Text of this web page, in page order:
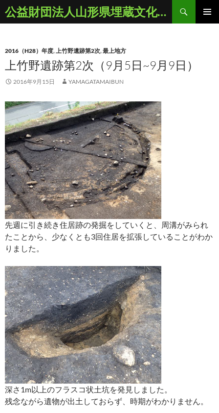
ン
ツ
ッ
プ
公益財団法人山形県埋蔵文化財センター
検
索
2016（H28）年度,上竹野遺跡第2次,最上地方
上竹野遺跡第2次（9月5日~9月9日）
2016年9月15日 YAMAGATAMAIBUN
先週に引き続き住居跡の発掘をしていくと、周溝がみられ
たことから、少なくとも3回住居を拡張していることがわか
りました。
深さ1m以上のフラスコ状土坑を発見しました。
残念ながら遺物が出土しておらず、時期がわかりません。